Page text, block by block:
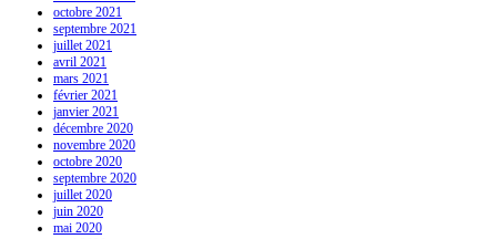
octobre 2021
septembre 2021
juillet 2021
avril 2021
mars 2021
février 2021
janvier 2021
décembre 2020
novembre 2020
octobre 2020
septembre 2020
juillet 2020
juin 2020
mai 2020